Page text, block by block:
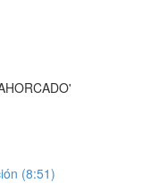
(8:51)